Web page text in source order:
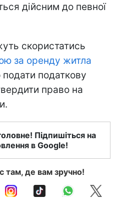
дійсним до певної
скористатись
за оренду житла
подати податкову
право на
Підпишіться на
в Google!
там, де вам зручно!